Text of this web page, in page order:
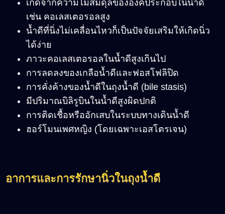
เกิดจากความไม่สมดุลขององค์ประกอบในน้ำดี
เช่น คอเลสเตอรอลสูง
น้ำดีที่นิ่งไม่เคลื่อนไหวก็เป็นปัจจัยเสริมให้เกิดนิ่ว
ได้ง่าย
ภาวะคอเลสเตอรอลในน้ำดีสูงเกินไป
การลดลงของเกลือน้ำดีและฟอสโฟลิปิด
การคั่งค้างของน้ำดีในถุงน้ำดี (bile stasis)
มีปริมาณบิลิรูบินในน้ำดีสูงผิดปกติ
การติดเชื้อหรืออักเสบในระบบทางเดินน้ำดี
ฮอร์โมนเพศหญิง (โดยเฉพาะเอสโตรเจน)
อาการและการรักษานิ่วในถุงน้ำดี